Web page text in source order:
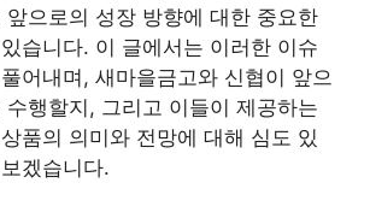
앞으로의 성장 방향에 대한 중요한
습니다. 이 글에서는 이러한 이슈
어내며, 새마을금고와 신협이 앞으
수행할지, 그리고 이들이 제공하는
품의 의미와 전망에 대해 심도 있
겠습니다.